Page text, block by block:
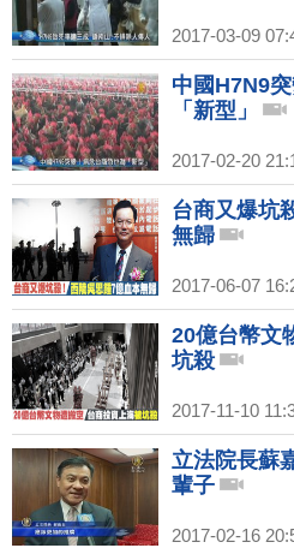
2017-03-09
中國H7N9
「新型」
2017-02-20
台商又爆坑
無歸
2017-06-07
20億台幣文
坑殺
2017-11-10
立法院長蘇
輩子
2017-02-16